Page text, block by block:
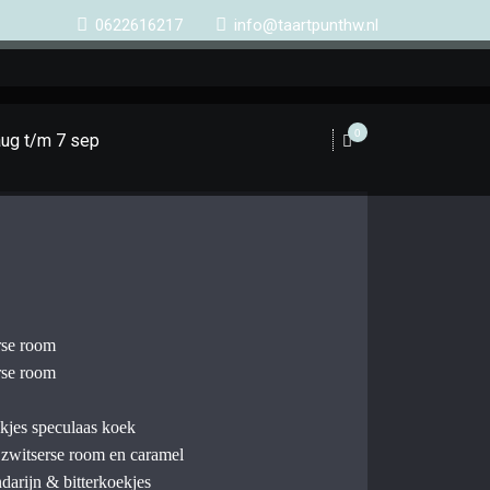
0622616217 info@taartpunthw.nl
t/m 7 sep 0
room
room
speculaas koek
room en caramel
& bitterkoekjes